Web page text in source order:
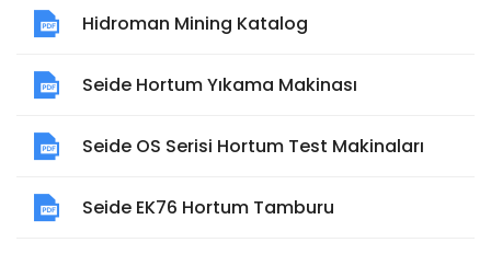
Hidroman Mining Katalog
Seide Hortum Yıkama Makinası
Seide OS Serisi Hortum Test Makinaları
Seide EK76 Hortum Tamburu